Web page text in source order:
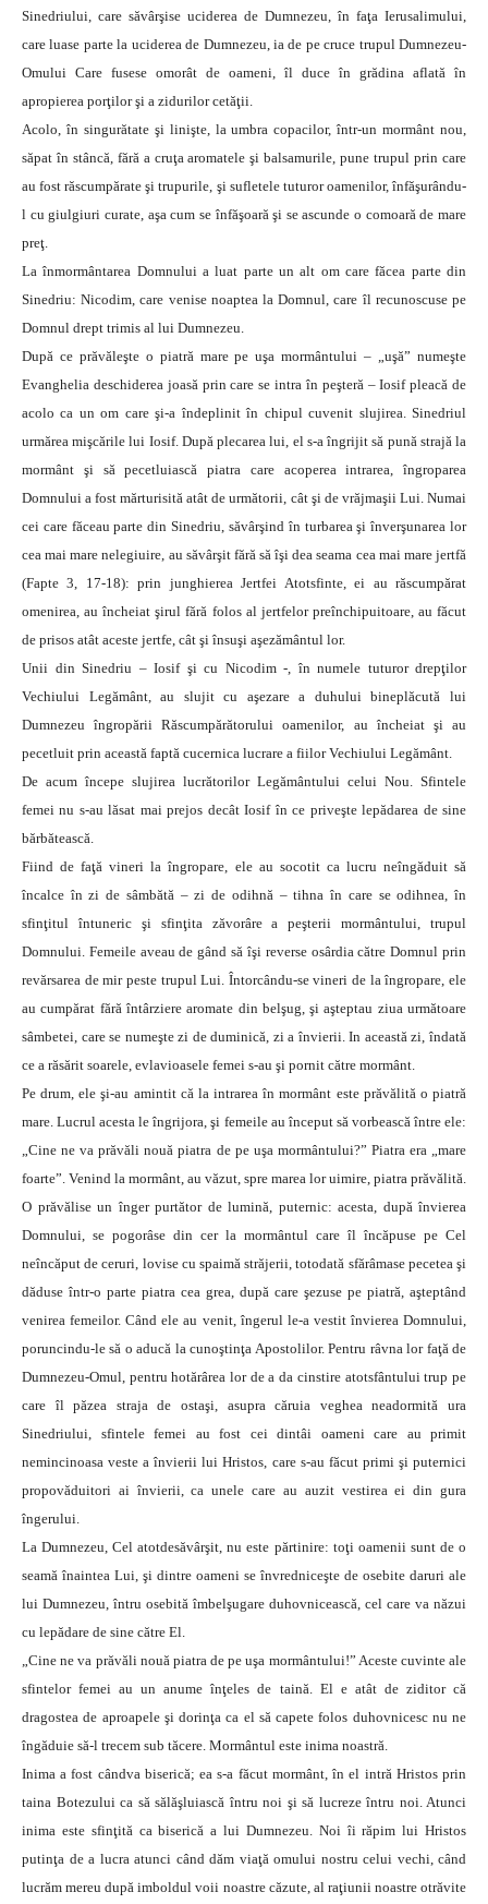
Sinedriului, care săvârşise uciderea de Dumnezeu, în faţa Ierusalimului,
care luase parte la uciderea de Dumnezeu, ia de pe cruce trupul Dumnezeu-
Omului Care fusese omorât de oameni, îl duce în grădina aflată în
apropierea porţilor şi a zidurilor cetăţii.
Acolo, în singurătate şi linişte, la umbra copacilor, într-un mormânt nou,
săpat în stâncă, fără a cruţa aromatele şi balsamurile, pune trupul prin care
au fost răscumpărate şi trupurile, şi sufletele tuturor oamenilor, înfăşurându-
l cu giulgiuri curate, aşa cum se înfăşoară şi se ascunde o comoară de mare
preţ.
La înmormântarea Domnului a luat parte un alt om care făcea parte din
Sinedriu: Nicodim, care venise noaptea la Domnul, care îl recunoscuse pe
Domnul drept trimis al lui Dumnezeu.
După ce prăvăleşte o piatră mare pe uşa mormântului – „uşă” numeşte
Evanghelia deschiderea joasă prin care se intra în peşteră – Iosif pleacă de
acolo ca un om care şi-a îndeplinit în chipul cuvenit slujirea. Sinedriul
urmărea mişcările lui Iosif. După plecarea lui, el s-a îngrijit să pună strajă la
mormânt şi să pecetluiască piatra care acoperea intrarea, îngroparea
Domnului a fost mărturisită atât de următorii, cât şi de vrăjmaşii Lui. Numai
cei care făceau parte din Sinedriu, săvârşind în turbarea şi înverşunarea lor
cea mai mare nelegiuire, au săvârşit fără să îşi dea seama cea mai mare jertfă
(Fapte 3, 17-18): prin junghierea Jertfei Atotsfinte, ei au răscumpărat
omenirea, au încheiat şirul fără folos al jertfelor preînchipuitoare, au făcut
de prisos atât aceste jertfe, cât şi însuşi aşezământul lor.
Unii din Sinedriu – Iosif şi cu Nicodim -, în numele tuturor drepţilor
Vechiului Legământ, au slujit cu aşezare a duhului bineplăcută lui
Dumnezeu îngropării Răscumpărătorului oamenilor, au încheiat şi au
pecetluit prin această faptă cucernica lucrare a fiilor Vechiului Legământ.
De acum începe slujirea lucrătorilor Legământului celui Nou. Sfintele
femei nu s-au lăsat mai prejos decât Iosif în ce priveşte lepădarea de sine
bărbătească.
Fiind de faţă vineri la îngropare, ele au socotit ca lucru neîngăduit să
încalce în zi de sâmbătă – zi de odihnă – tihna în care se odihnea, în
sfinţitul întuneric şi sfinţita zăvorâre a peşterii mormântului, trupul
Domnului. Femeile aveau de gând să îşi reverse osârdia către Domnul prin
revărsarea de mir peste trupul Lui. Întorcându-se vineri de la îngropare, ele
au cumpărat fără întârziere aromate din belşug, şi aşteptau ziua următoare
sâmbetei, care se numeşte zi de duminică, zi a învierii. In această zi, îndată
ce a răsărit soarele, evlavioasele femei s-au şi pornit către mormânt.
Pe drum, ele şi-au amintit că la intrarea în mormânt este prăvălită o piatră
mare. Lucrul acesta le îngrijora, şi femeile au început să vorbească între ele:
„Cine ne va prăvăli nouă piatra de pe uşa mormântului?” Piatra era „mare
foarte”. Venind la mormânt, au văzut, spre marea lor uimire, piatra prăvălită.
O prăvălise un înger purtător de lumină, puternic: acesta, după învierea
Domnului, se pogorâse din cer la mormântul care îl încăpuse pe Cel
neîncăput de ceruri, lovise cu spaimă străjerii, totodată sfărâmase pecetea şi
dăduse într-o parte piatra cea grea, după care şezuse pe piatră, aşteptând
venirea femeilor. Când ele au venit, îngerul le-a vestit învierea Domnului,
poruncindu-le să o aducă la cunoştinţa Apostolilor. Pentru râvna lor faţă de
Dumnezeu-Omul, pentru hotărârea lor de a da cinstire atotsfântului trup pe
care îl păzea straja de ostaşi, asupra căruia veghea neadormită ura
Sinedriului, sfintele femei au fost cei dintâi oameni care au primit
nemincinoasa veste a învierii lui Hristos, care s-au făcut primi şi puternici
propovăduitori ai învierii, ca unele care au auzit vestirea ei din gura
îngerului.
La Dumnezeu, Cel atotdesăvârşit, nu este părtinire: toţi oamenii sunt de o
seamă înaintea Lui, şi dintre oameni se învredniceşte de osebite daruri ale
lui Dumnezeu, întru osebită îmbelşugare duhovnicească, cel care va năzui
cu lepădare de sine către El.
„Cine ne va prăvăli nouă piatra de pe uşa mormântului!” Aceste cuvinte ale
sfintelor femei au un anume înţeles de taină. El e atât de ziditor că
dragostea de aproapele şi dorinţa ca el să capete folos duhovnicesc nu ne
îngăduie să-l trecem sub tăcere. Mormântul este inima noastră.
Inima a fost cândva biserică; ea s-a făcut mormânt, în el intră Hristos prin
taina Botezului ca să sălăşluiască întru noi şi să lucreze întru noi. Atunci
inima este sfinţită ca biserică a lui Dumnezeu. Noi îi răpim lui Hristos
putinţa de a lucra atunci când dăm viaţă omului nostru celui vechi, când
lucrăm mereu după imboldul voii noastre căzute, al raţiunii noastre otrăvite